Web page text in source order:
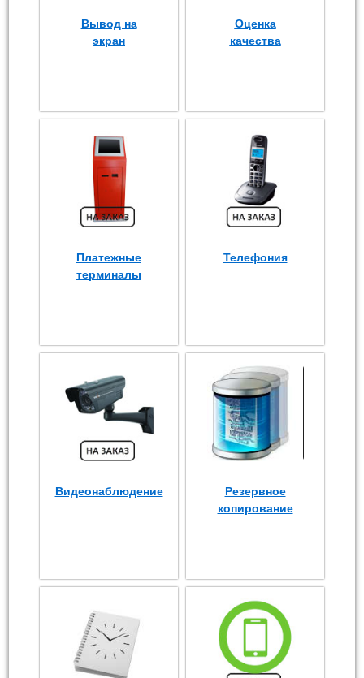
Вывод на
экран
Оценка
качества
Платежные
терминалы
Телефония
Видеонаблюдение
Резервное
копирование